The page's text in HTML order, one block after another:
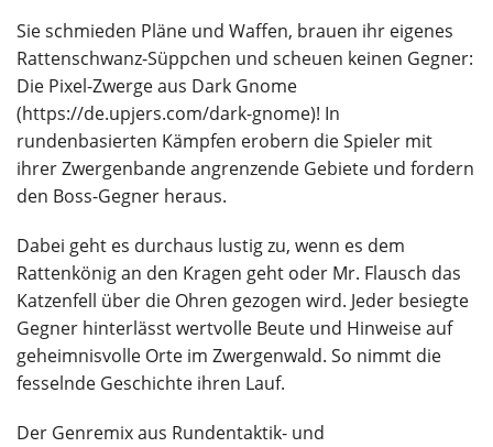
Sie schmieden Pläne und Waffen, brauen ihr eigenes
Rattenschwanz-Süppchen und scheuen keinen Gegner:
Die Pixel-Zwerge aus Dark Gnome
(https://de.upjers.com/dark-gnome)! In
rundenbasierten Kämpfen erobern die Spieler mit
ihrer Zwergenbande angrenzende Gebiete und fordern
den Boss-Gegner heraus.
Dabei geht es durchaus lustig zu, wenn es dem
Rattenkönig an den Kragen geht oder Mr. Flausch das
Katzenfell über die Ohren gezogen wird. Jeder besiegte
Gegner hinterlässt wertvolle Beute und Hinweise auf
geheimnisvolle Orte im Zwergenwald. So nimmt die
fesselnde Geschichte ihren Lauf.
Der Genremix aus Rundentaktik- und